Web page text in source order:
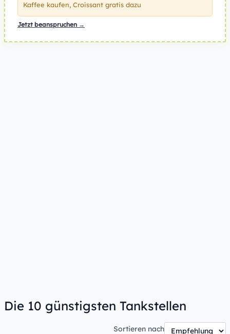
Kaffee kaufen, Croissant gratis dazu
Jetzt beanspruchen →
Die 10 günstigsten Tankstellen
Sortieren nach